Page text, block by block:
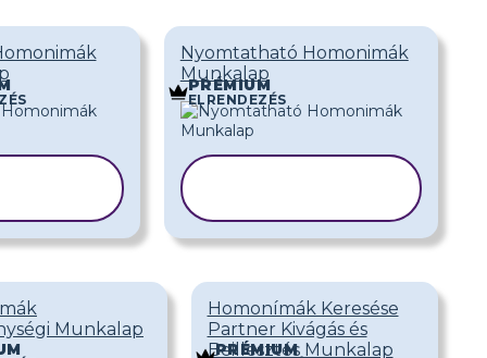
Nyomtatható Homonimák
Munkalap
PRÉMIUM
ELRENDEZÉS
Munkalap
Homonímák Keresése
Partner Kivágás és
Beillesztés Munkalap
PRÉMIUM